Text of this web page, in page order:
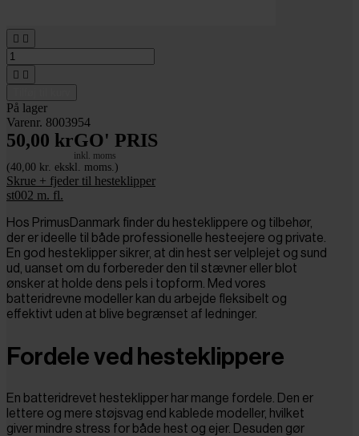
 
 
På lager
Varenr. 8003954
50,00 krGO' PRIS
inkl. moms
(40,00 kr. ekskl. moms.)
Skrue + fjeder til hesteklipper
st002 m. fl.
Hos PrimusDanmark finder du hesteklippere og tilbehør,
der er ideelle til både professionelle hesteejere og private.
En god hesteklipper sikrer, at din hest ser velplejet og sund
ud, uanset om du forbereder den til stævner eller blot
ønsker at holde dens pels i topform. Med vores
batteridrevne modeller kan du arbejde fleksibelt og
effektivt uden at blive begrænset af ledninger.
Fordele ved hesteklippere
En batteridrevet hesteklipper har mange fordele. Den er
lettere og mere støjsvag end kablede modeller, hvilket
giver mindre stress for både hest og ejer. Desuden gør